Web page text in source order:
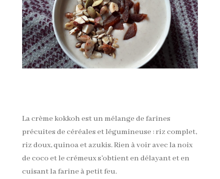
La crème kokkoh est un mélange de farines
précuites de céréales et légumineuse : riz complet,
riz doux, quinoa et azukis. Rien à voir avec la noix
de coco et le crémeux s’obtient en délayant et en
cuisant la farine à petit feu.